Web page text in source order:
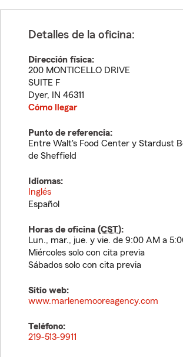
Detalles de la oficina:
Dirección física:
200 MONTICELLO DRIVE
SUITE F
Dyer, IN 46311
Cómo llegar
Punto de referencia:
Entre Walt's Food Center y Stardust
de Sheffield
Idiomas:
Inglés
Español
Horas de oficina (CST):
Lun., mar., jue. y vie. de 9:00 AM a
Miércoles solo con cita previa
Sábados solo con cita previa
Sitio web:
www.marlenemooreagency.com
Teléfono:
219-513-9911